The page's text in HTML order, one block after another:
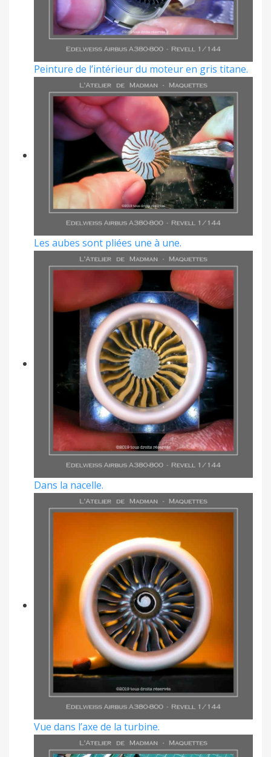
Peinture de l’intérieur du moteur en gris titane.
Les aubes sont pliées une à une.
Dans la nacelle.
Vue dans l’axe de la turbine.